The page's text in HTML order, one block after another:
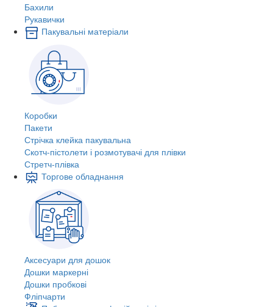
Бахили
Рукавички
Пакувальні матеріали
Коробки
Пакети
Стрічка клейка пакувальна
Скотч-пістолети і розмотувачі для плівки
Стретч-плівка
Торгове обладнання
Аксесуари для дошок
Дошки маркерні
Дошки пробкові
Фліпчарти